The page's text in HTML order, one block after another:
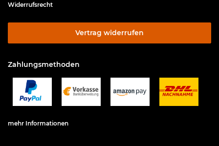
Widerrufsrecht
Vertrag widerrufen
Zahlungsmethoden
mehr Informationen